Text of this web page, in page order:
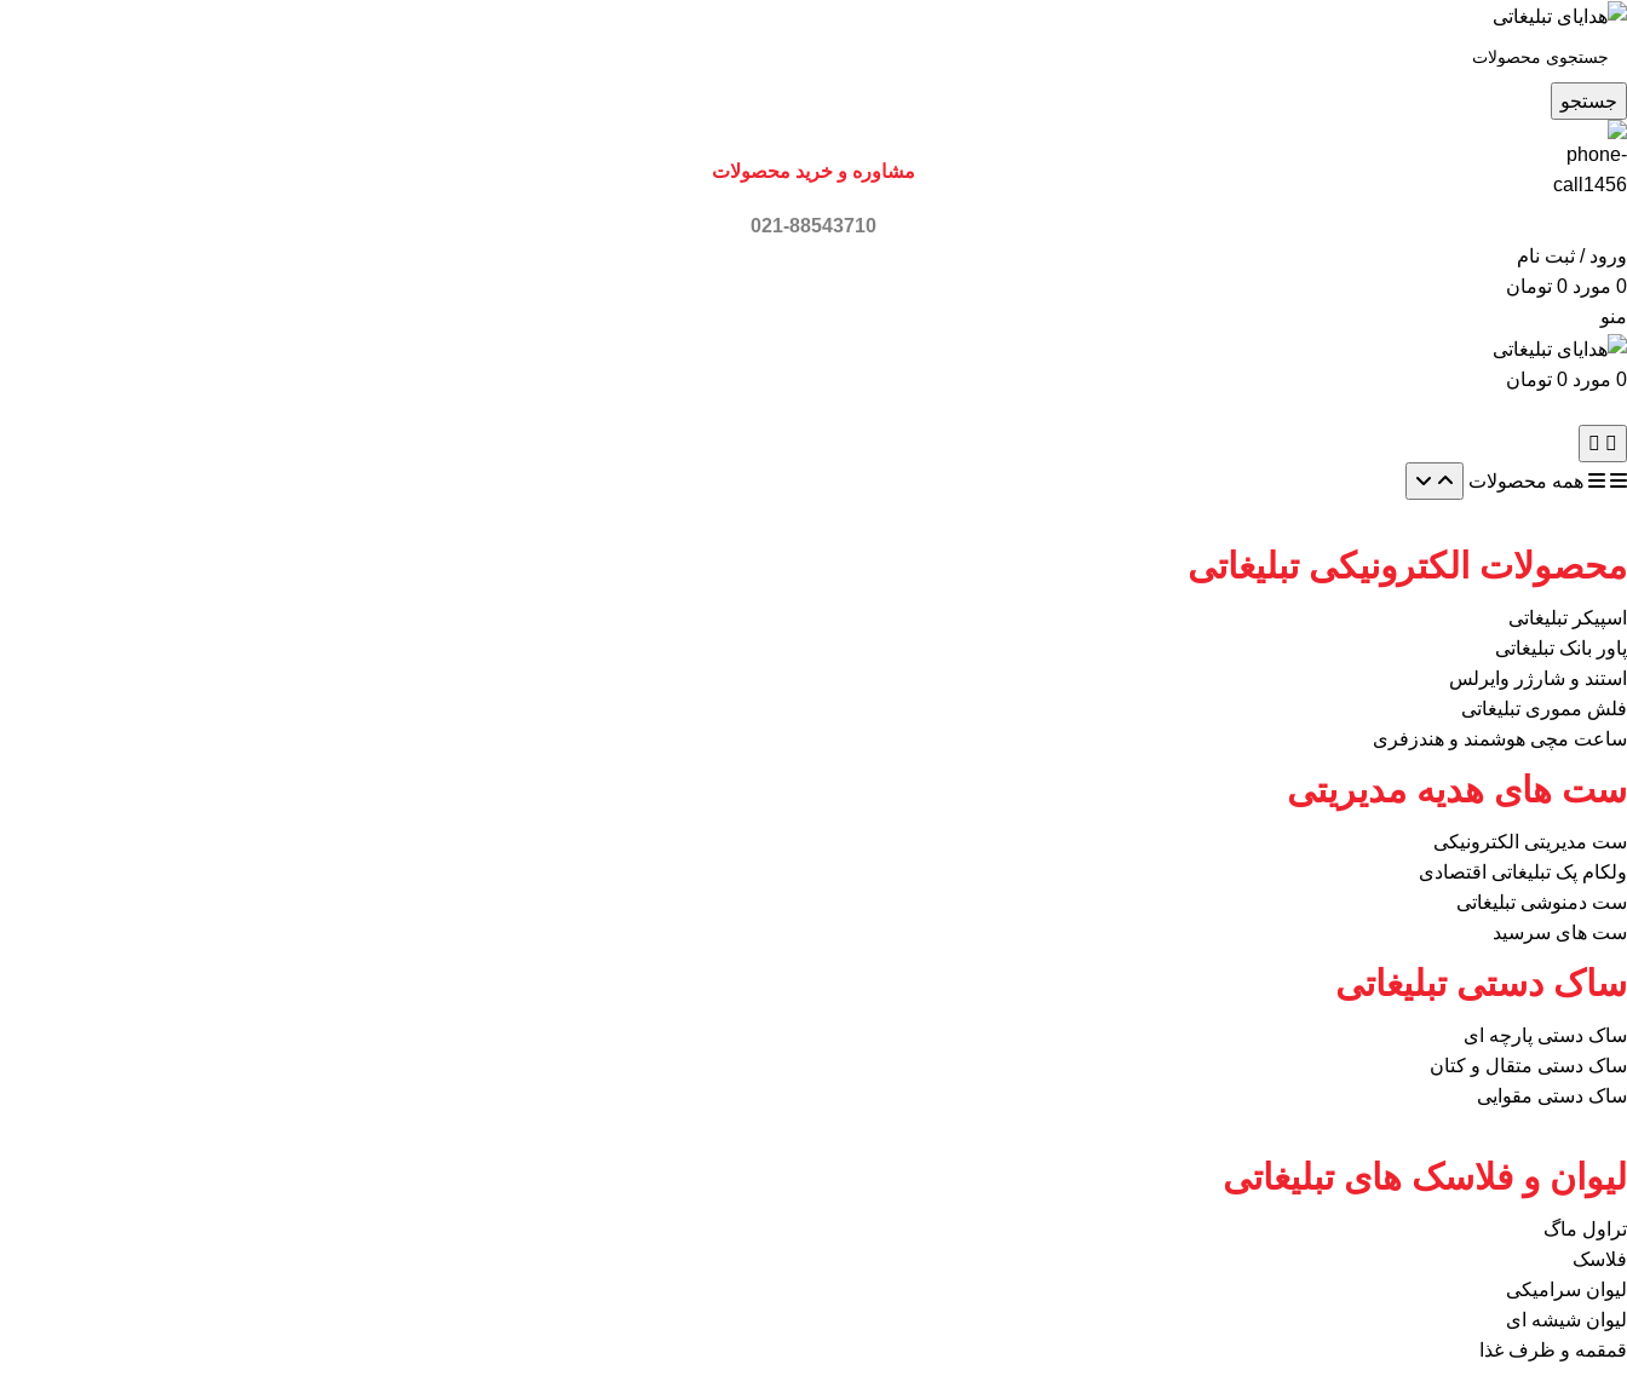
جستجو
مشاوره و خرید محصولات
021-88543710
ورود / ثبت نام
0 مورد 0 تومان
منو
0 مورد 0 تومان
همه محصولات
محصولات الکترونیکی تبلیغاتی
اسپیکر تبلیغاتی
پاور بانک تبلیغاتی
استند و شارژر وایرلس
فلش مموری تبلیغاتی
ساعت مچی هوشمند و هندزفری
ست های هدیه مدیریتی
ست مدیریتی الکترونیکی
ولکام پک تبلیغاتی اقتصادی
ست دمنوشی تبلیغاتی
ست های سرسید
ساک دستی تبلیغاتی
ساک دستی پارچه ای
ساک دستی متقال و کتان
ساک دستی مقوایی
لیوان و فلاسک های تبلیغاتی
تراول ماگ
فلاسک
لیوان سرامیکی
لیوان شیشه ای
قمقمه و ظرف غذا